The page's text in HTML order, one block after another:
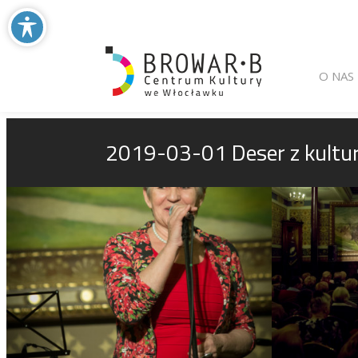
O NAS
2019-03-01 Deser z